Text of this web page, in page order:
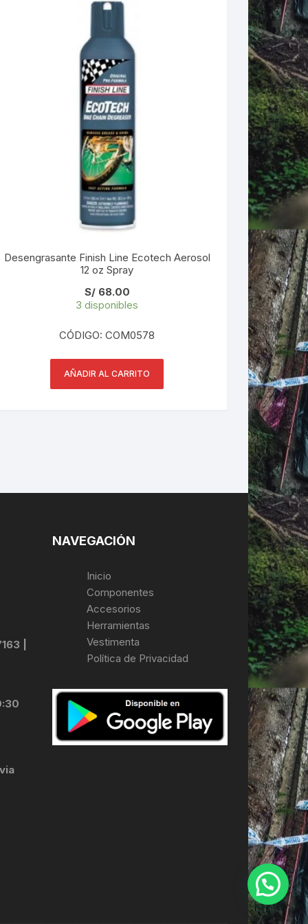
Desengrasante Finish Line Ecotech Aerosol
12 oz Spray
S/68.00
3 disponibles
CÓDIGO: COM0578
AÑADIR AL CARRITO
|
NAVEGACIÓN
Inicio
Componentes
Accesorios
Herramientas
Vestimenta
Política de Privacidad